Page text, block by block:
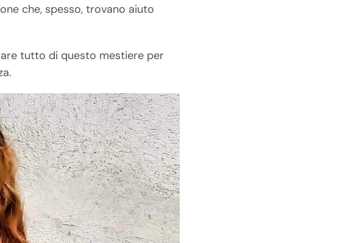
che, spesso, trovano aiuto
tutto di questo mestiere per